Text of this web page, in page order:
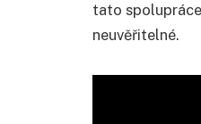
tato
neuvěřitelné.